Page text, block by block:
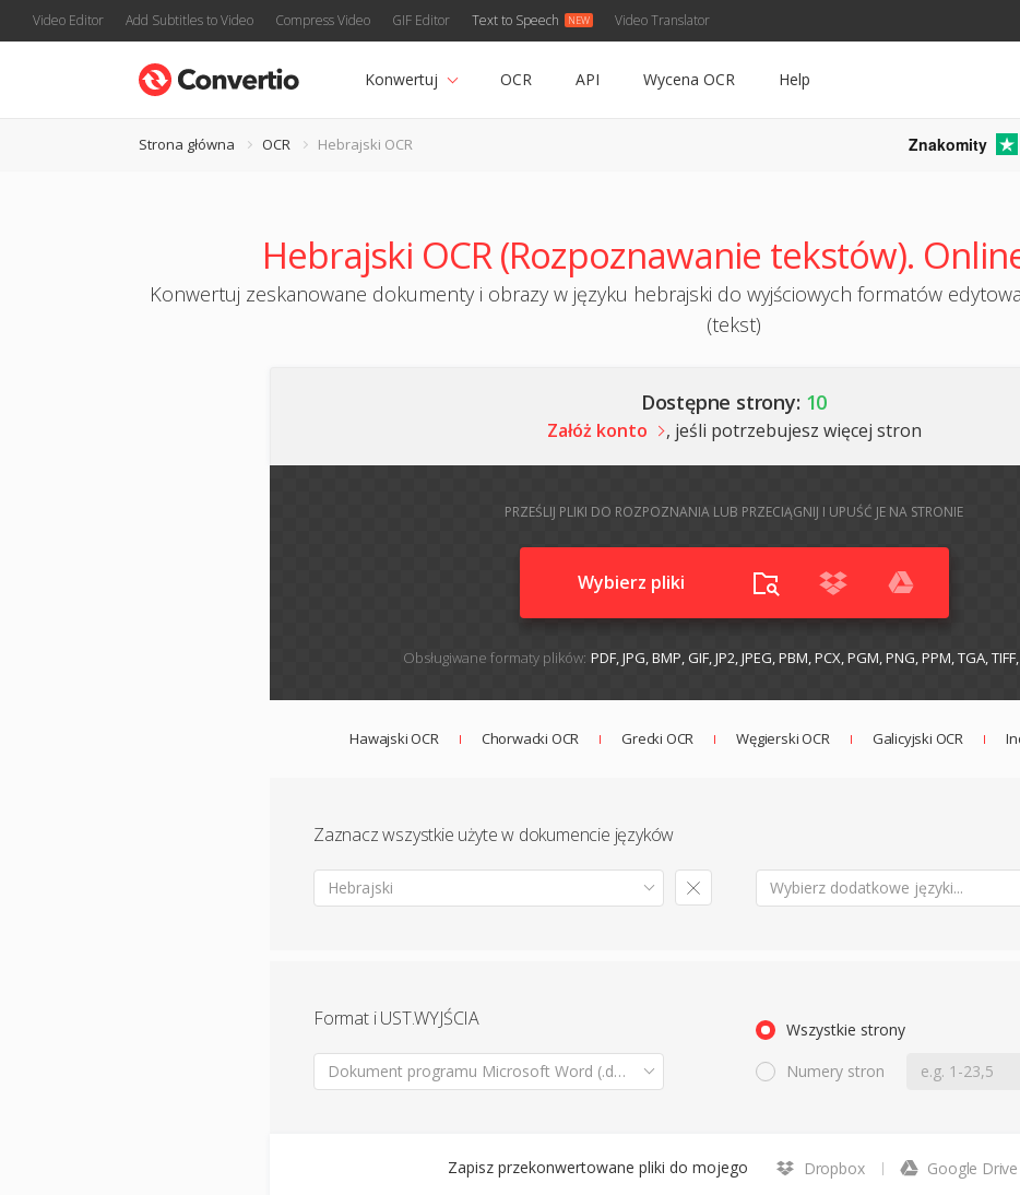
Video Editor Add Subtitles to Video Compress Video GIF Editor Text to Speech Video Translator
Konwertuj OCR API Wycena OCR Help
Strona główna OCR Hebrajski OCR Znakomity
Hebrajski OCR (Rozpoznawanie tekstów).
Konwertuj zeskanowane dokumenty i obrazy w języku hebrajski do wyjściowych formatów
(tekst)
Dostępne strony: 10
Załóż konto , jeśli potrzebujesz więcej stron
PRZEŚLIJ PLIKI DO ROZPOZNANIA LUB PRZECIĄGNIJ I UPUŚĆ JE NA STRONIE
Wybierz pliki
Obsługiwane formaty plików: PDF, JPG, BMP, GIF, JP2, JPEG, PBM, PCX, PGM, PNG, PPM, TGA,
Hawajski OCR Chorwacki OCR Grecki OCR Węgierski OCR Galicyjski OCR
Zaznacz wszystkie użyte w dokumencie języków
Hebrajski Wybierz dodatkowe języki...
Format i UST.WYJŚCIA
Dokument programu Microsoft Word (.docx)
Wszystkie strony
Numery stron
Zapisz przekonwertowane pliki do mojego Dropbox Google Drive